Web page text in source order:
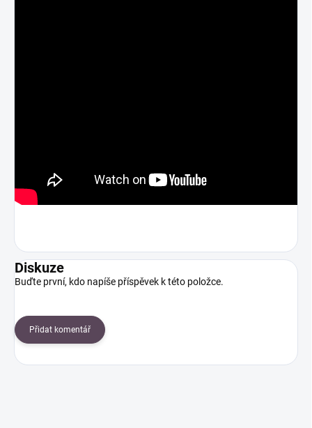
Diskuze
Buďte první, kdo napíše příspěvek k této položce.
Přidat komentář